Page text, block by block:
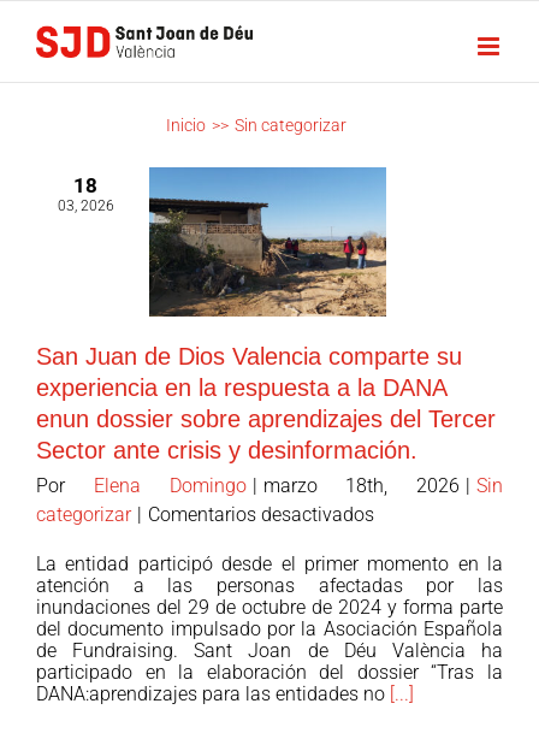
Saltar
contenido
Inicio >> Sin categorizar
18
03, 2026
San Juan de Dios Valencia comparte su
experiencia en la respuesta a la DANA
enun dossier sobre aprendizajes del Tercer
Sector ante crisis y desinformación.
Por Elena Domingo marzo 18th, 2026
Sin
categorizar
Comentarios desactivadosen
Juan
de
Dios
Valencia
comparte
La entidad participó desde el primer momento en la
atención a las personas afectadas por las
inundaciones del 29 de octubre de 2024 y forma parte
del documento impulsado por la Asociación Española
de Fundraising. Sant Joan de Déu València ha
participado en la elaboración del dossier “Tras la
DANA:aprendizajes para las entidades no [...]